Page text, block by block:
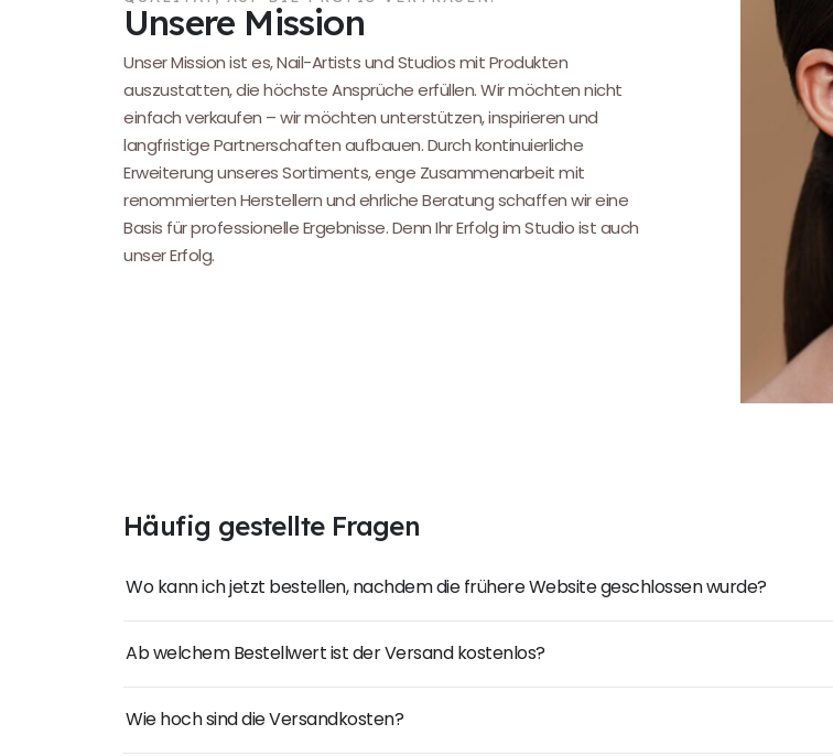
Unsere Mission
Unser Mission ist es, Nail-Artists und Studios mit Produkten
auszustatten, die höchste Ansprüche erfüllen. Wir möchten nicht
einfach verkaufen – wir möchten unterstützen, inspirieren und
langfristige Partnerschaften aufbauen. Durch kontinuierliche
Erweiterung unseres Sortiments, enge Zusammenarbeit mit
renommierten Herstellern und ehrliche Beratung schaffen wir eine
Basis für professionelle Ergebnisse. Denn Ihr Erfolg im Studio ist auch
unser Erfolg.
Häufig gestellte Fragen
Wo kann ich jetzt bestellen, nachdem die frühere Website geschlossen wurde?
Ab welchem Bestellwert ist der Versand kostenlos?
Wie hoch sind die Versandkosten?